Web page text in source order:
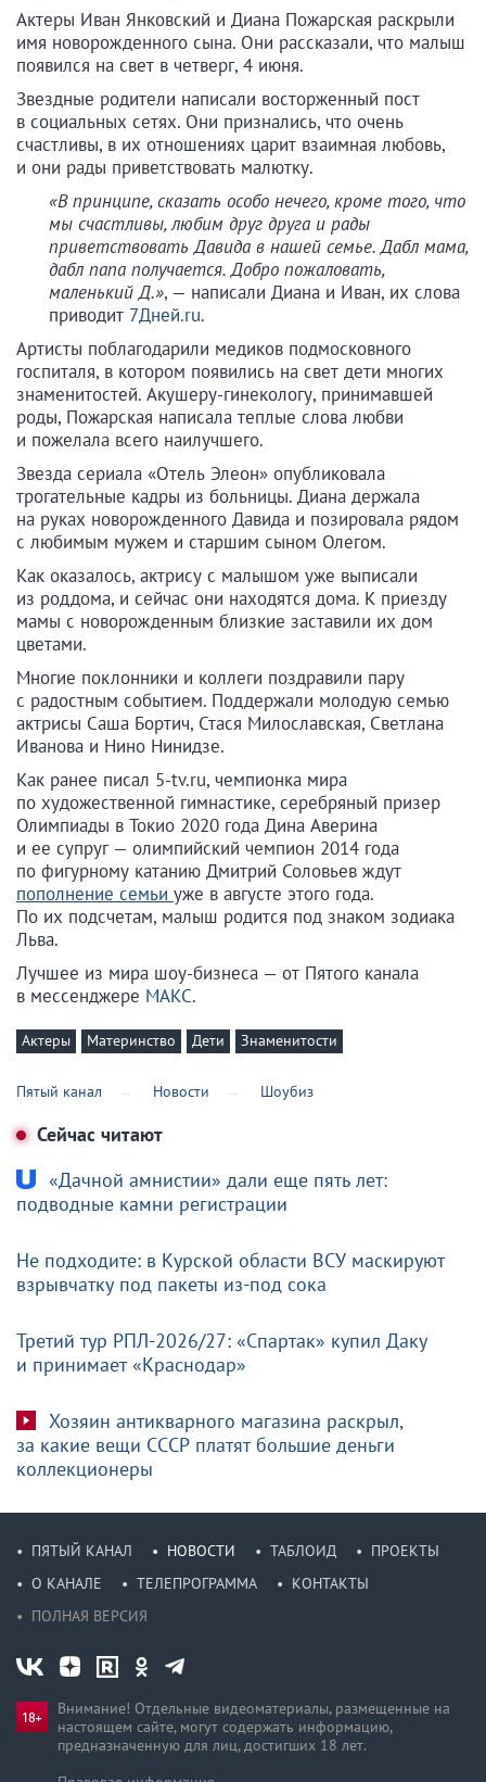
Актеры Иван Янковский и Диана Пожарская раскрыли
имя новорожденного сына. Они рассказали, что малыш
появился на свет в четверг, 4 июня.
Звездные родители написали восторженный пост
в социальных сетях. Они признались, что очень
счастливы, в их отношениях царит взаимная любовь,
и они рады приветствовать малютку.
«В принципе, сказать особо нечего, кроме того, что
мы счастливы, любим друг друга и рады
приветствовать Давида в нашей семье. Дабл мама,
дабл папа получается. Добро пожаловать,
маленький Д.», — написали Диана и Иван, их слова
приводит 7Дней.ru.
Артисты поблагодарили медиков подмосковного
госпиталя, в котором появились на свет дети многих
знаменитостей. Акушеру-гинекологу, принимавшей
роды, Пожарская написала теплые слова любви
и пожелала всего наилучшего.
Звезда сериала «Отель Элеон» опубликовала
трогательные кадры из больницы. Диана держала
на руках новорожденного Давида и позировала рядом
с любимым мужем и старшим сыном Олегом.
Как оказалось, актрису с малышом уже выписали
из роддома, и сейчас они находятся дома. К приезду
мамы с новорожденным близкие заставили их дом
цветами.
Многие поклонники и коллеги поздравили пару
с радостным событием. Поддержали молодую семью
актрисы Саша Бортич, Стася Милославская, Светлана
Иванова и Нино Нинидзе.
Как ранее писал 5-tv.ru, чемпионка мира
по художественной гимнастике, серебряный призер
Олимпиады в Токио 2020 года Дина Аверина
и ее супруг — олимпийский чемпион 2014 года
по фигурному катанию Дмитрий Соловьев ждут
пополнение семьи уже в августе этого года.
По их подсчетам, малыш родится под знаком зодиака
Льва.
Лучшее из мира шоу-бизнеса — от Пятого канала
в мессенджере МАКС.
Актеры Материнство Дети Знаменитости
Пятый канал Новости Шоубиз
Сейчас читают
«Дачной амнистии» дали еще пять лет:
подводные камни регистрации
Не подходите: в Курской области ВСУ маскируют
взрывчатку под пакеты из-под сока
Третий тур РПЛ-2026/27: «Спартак» купил Даку
и принимает «Краснодар»
Хозяин антикварного магазина раскрыл,
за какие вещи СССР платят большие деньги
коллекционеры
ПЯТЫЙ КАНАЛ НОВОСТИ ТАБЛОИД
ПРОЕКТЫ
О КАНАЛЕ
ТЕЛЕПРОГРАММА
КОНТАКТЫ
ПОЛНАЯ ВЕРСИЯ
Внимание! Отдельные видеоматериалы, размещенные на
настоящем сайте, могут содержать информацию,
предназначен­ную для лиц, достигших 18 лет.